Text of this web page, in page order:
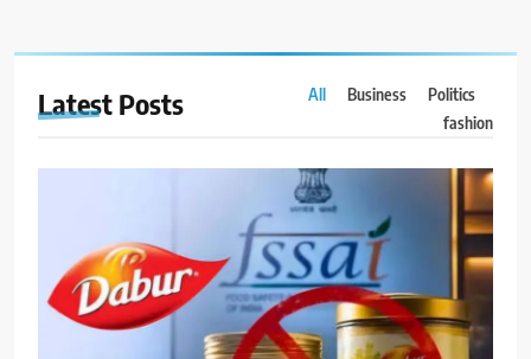
Latest Posts All Business
Politics
fashion